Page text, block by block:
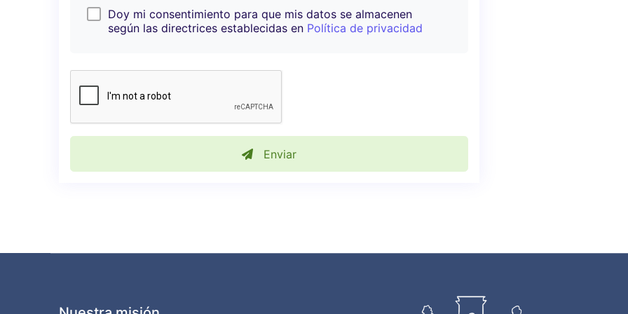
Doy mi consentimiento para que mis datos se almacenen
según las directrices establecidas en Política de privacidad
Enviar